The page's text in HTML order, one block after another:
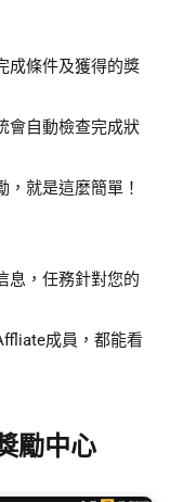
成條件及獲得的獎
會自動檢查完成狀
，就是這麼簡單！
息，任務針對您的
成員，都能看
勵中心